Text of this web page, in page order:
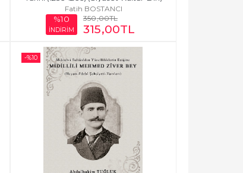
Fatih BOSTANCI
%10
İNDİRİM
350,00TL
315,00TL
-%10